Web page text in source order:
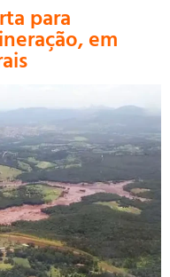
para
em